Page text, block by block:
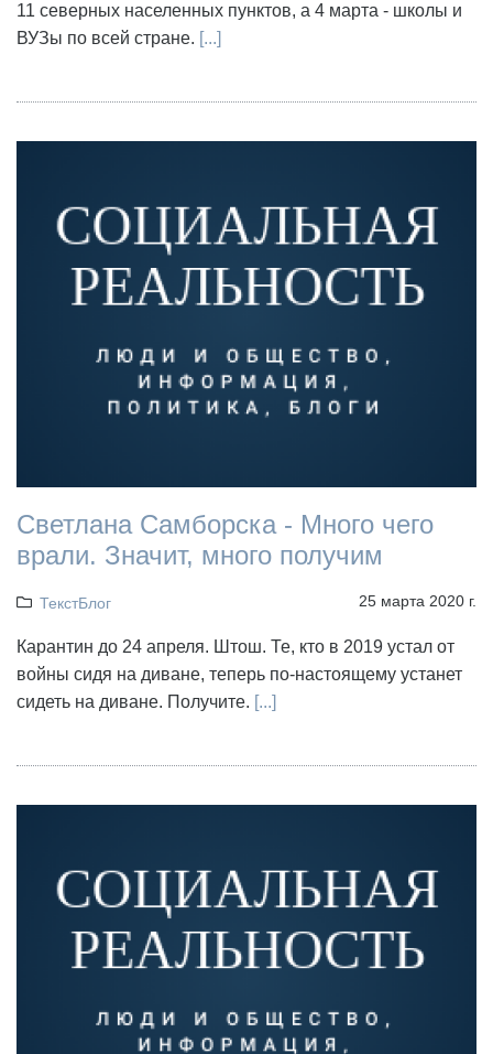
11 северных населенных пунктов, а 4 марта - школы и
ВУЗы по всей стране. [...]
Светлана Самборска - Много чего
врали. Значит, много получим
ТекстБлог 25 марта 2020 г.
Карантин до 24 апреля. Штош. Те, кто в 2019 устал от
войны сидя на диване, теперь по-настоящему устанет
сидеть на диване. Получите. [...]